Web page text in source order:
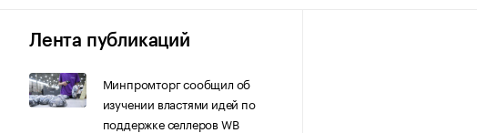
Технологии и медиа
Лента публикаций
Минпромторг сообщил об
изучении властями идей по
поддержке селлеров WB